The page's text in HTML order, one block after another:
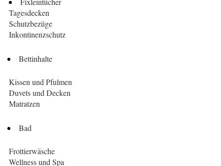
Tagesdecken
Schutzbezüge
Inkontinenzschutz
Bettinhalte
Kissen und Pfulmen
Duvets und Decken
Matratzen
Bad
Frottierwäsche
Wellness und Spa